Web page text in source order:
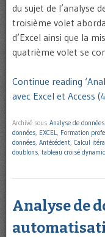
du sujet de l’analyse
troisième volet
d’Excel ainsi que la
quatrième volet se
Continue reading
avec Excel et Access
Archivé sous Analyse de
données, EXCEL, Formation
données, Antécédent, Calcul
doublons, tableau croisé
Analyse de